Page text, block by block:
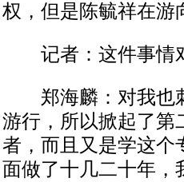
权，但是陈毓祥在游
记者：这件事情
郑海麟：对我也刺
游行，所以掀起了第
者，而且又是学这个
面做了十几二十年，